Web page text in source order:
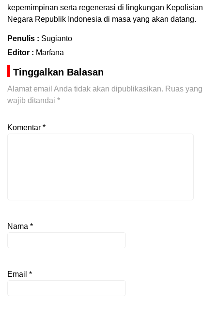
kepemimpinan serta regenerasi di lingkungan Kepolisian
Negara Republik Indonesia di masa yang akan datang.
Penulis : Sugianto
Editor : Marfana
Tinggalkan Balasan
Alamat email Anda tidak akan dipublikasikan. Ruas yang
wajib ditandai *
Komentar *
Nama *
Email *